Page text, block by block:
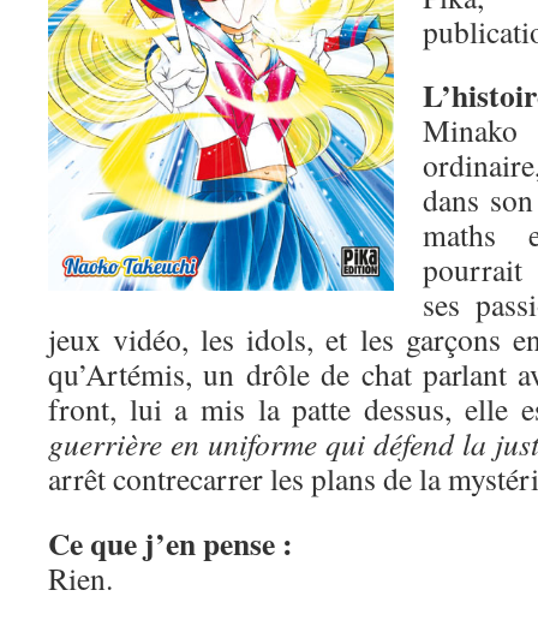
Minako
dans
maths
pourrait
ses
jeux vidéo, les idols, et les garçons
qu’Artémis, un drôle de chat parlant
front, lui a mis la patte dessus, elle
guerrière en uniforme qui défend la
arrêt contrecarrer les plans de la
Ce que j’en pense :
Rien.